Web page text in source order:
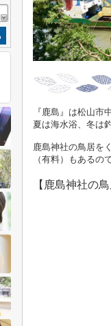
『鹿島』は松山市
夏は海水浴、冬は
鹿島神社の鳥居を
（有料）もあるの
【鹿島神社の鳥